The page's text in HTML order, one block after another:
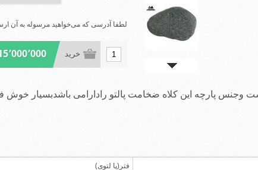
لطفا آدرسی که می‌خواهید مرسوله به آن
خرید 15٬000٬000
وجنس پارچه این کلاه ضخامت پالتو رادارامی باشدبسیار
فتر(پا لتوی)